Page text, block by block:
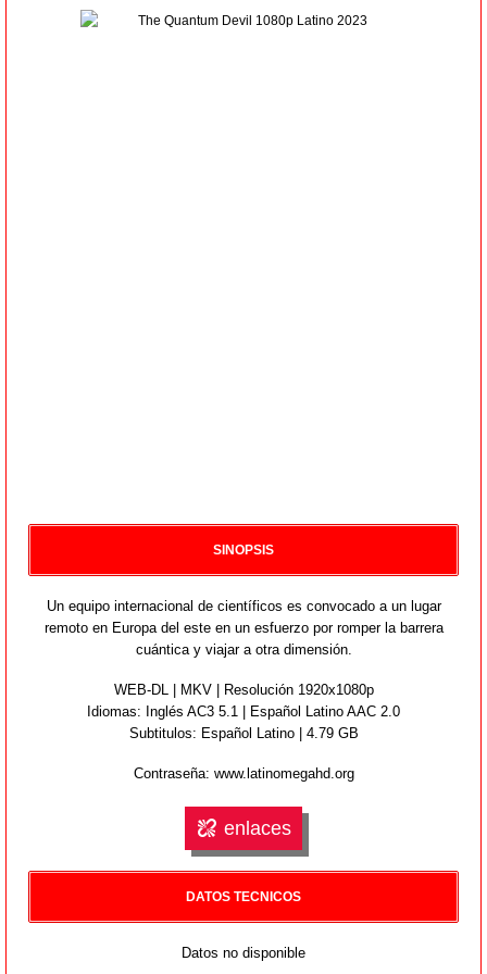
SINOPSIS
Un equipo internacional de científicos es convocado a un lugar
remoto en Europa del este en un esfuerzo por romper la barrera
cuántica y viajar a otra dimensión.
WEB-DL | MKV | Resolución 1920x1080p
Idiomas: Inglés AC3 5.1 | Español Latino AAC 2.0
Subtitulos: Español Latino | 4.79 GB
Contraseña: www.latinomegahd.org
enlaces
DATOS TECNICOS
Datos no disponible